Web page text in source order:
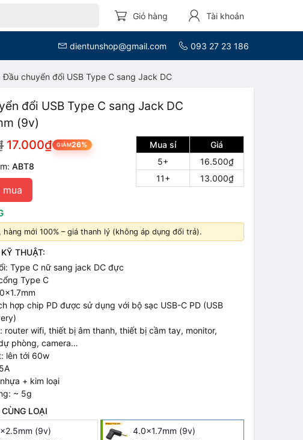
Giỏ hàng Tài khoản
dientunshop@gmail.com 093 27 23 186
Đầu chuyển đổi USB Type C sang Jack DC
đổi USB Type C sang Jack DC
(9v)
17.000₫ GIẢM26%
ABT8
mua
Mua sỉ
Giá
5+
16.500₫
11+
13.000₫
hàng mới 100% – giá thanh lý (không áp dụng đổi trả).
THUẬT:
Type C nữ sang jack DC đực
Type C
hợp chip PD được sử dụng với bộ sạc USB-C PD (USB
router wifi, thiết bị âm thanh, thiết bị cầm tay, monitor,
phòng, camera…
lên tới 60w
+ kim loại
~ 5g
LOẠI
(9v)
4.0x1.7mm (9v)